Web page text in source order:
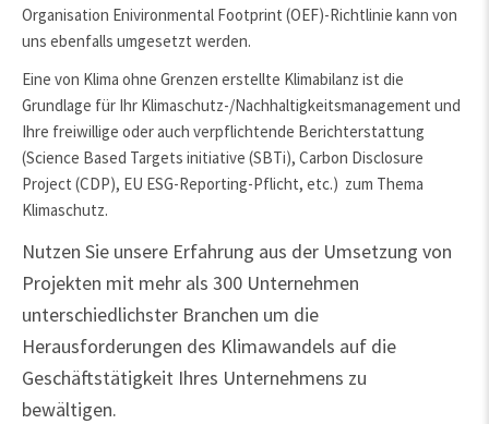
Organisation Enivironmental Footprint (OEF)-Richtlinie kann von
uns ebenfalls umgesetzt werden.
Eine von Klima ohne Grenzen erstellte Klimabilanz ist die
Grundlage für Ihr Klimaschutz-/Nachhaltigkeitsmanagement und
Ihre freiwillige oder auch verpflichtende Berichterstattung
(Science Based Targets initiative (SBTi), Carbon Disclosure
Project (CDP), EU ESG-Reporting-Pflicht, etc.) zum Thema
Klimaschutz.
Nutzen Sie unsere Erfahrung aus der Umsetzung von
Projekten mit mehr als 300 Unternehmen
unterschiedlichster Branchen um die
Herausforderungen des Klimawandels auf die
Geschäftstätigkeit Ihres Unternehmens zu
bewältigen.